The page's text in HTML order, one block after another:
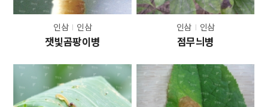
인삼 인삼
잿빛곰팡이병
인삼 인삼
점무늬병